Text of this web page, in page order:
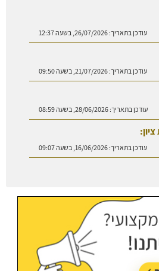
עודכן בתאריך:26/07/2026, בשעה 12:37
עודכן בתאריך:21/07/2026, בשעה 09:50
עודכן בתאריך:28/06/2026, בשעה 08:59
עודכן בתאריך:16/06/2026, בשעה 09:07